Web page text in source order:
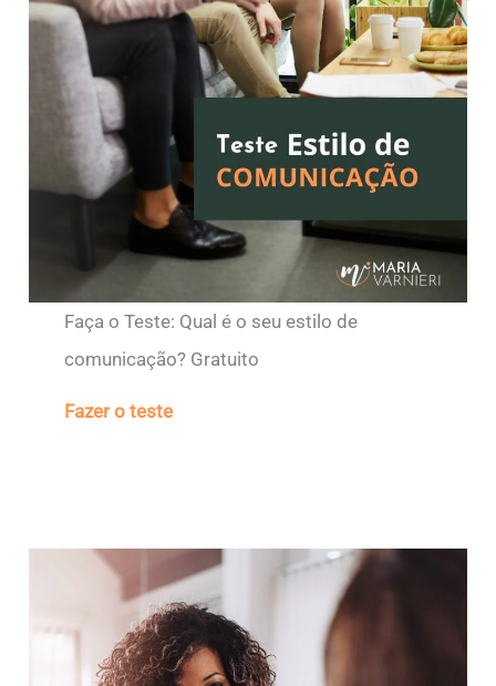
Faça o Teste: Qual é o seu estilo de
comunicação? Gratuito
Fazer o teste